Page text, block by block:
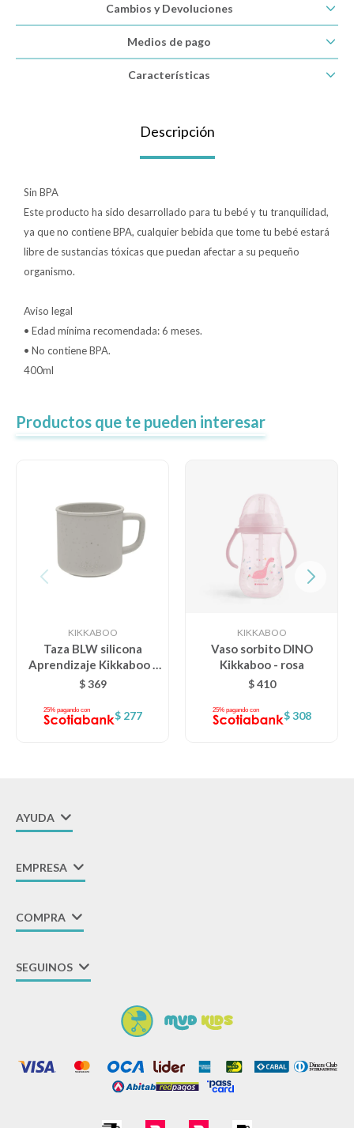
Cambios y Devoluciones
Medios de pago
Características
Descripción
Sin BPA
Este producto ha sido desarrollado para tu bebé y tu tranquilidad,
ya que no contiene BPA, cualquier bebida que tome tu bebé estará
libre de sustancias tóxicas que puedan afectar a su pequeño
organismo.
Aviso legal
• Edad mínima recomendada: 6 meses.
• No contiene BPA.
400ml
Productos que te pueden interesar
KIKKABOO
Taza BLW silicona
Aprendizaje Kikkaboo -
Beige
$ 369
$ 277
KIKKABOO
Vaso sorbito DINO
Kikkaboo - rosa
$ 410
$ 308
AYUDA
EMPRESA
COMPRA
SEGUINOS
Bolsos y mochilas maternales
Gift cards
Nuevos
Contacto